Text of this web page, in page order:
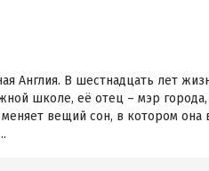
Англия. В шестнадцать лет
школе, её отец – мэр
вещий сон, в котором она